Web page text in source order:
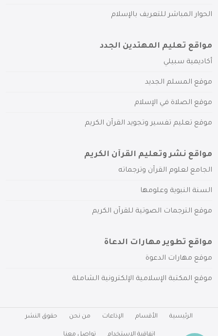
الحوار المباشر للتعريف بالإسلام
مواقع تعليم المهتدين الجدد
أكاديمية سبيلي
موقع المسلم الجديد
موقع الصلاة في الإسلام
موقع تعليم تفسير وتجويد القرآن الكريم
مواقع نشر وتعليم القرآن الكريم
الجامع لعلوم القرآن وترجماته
السنة النبوية وعلومها
موقع الترجمات الصوتية للقرآن الكريم
مواقع تطوير مهارات الدعاة
موقع مهارات الدعوة
موقع المكتبة الإسلامية الإلكترونية الشاملة
الرئيسية الأقسام الإذاعات من نحن حقوق النشر